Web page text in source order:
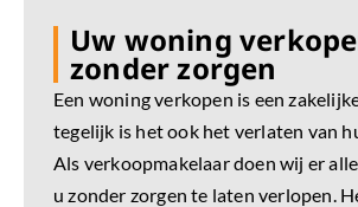
Uw woning
zonder zorgen
Een woning verkopen is een zakelijke
tegelijk is het ook het verlaten van
Als verkoopmakelaar doen wij er
u zonder zorgen te laten verlopen.